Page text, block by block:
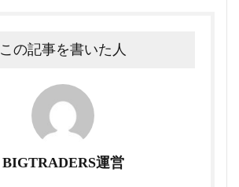
この記事を書いた人
BIGTRADERS運営